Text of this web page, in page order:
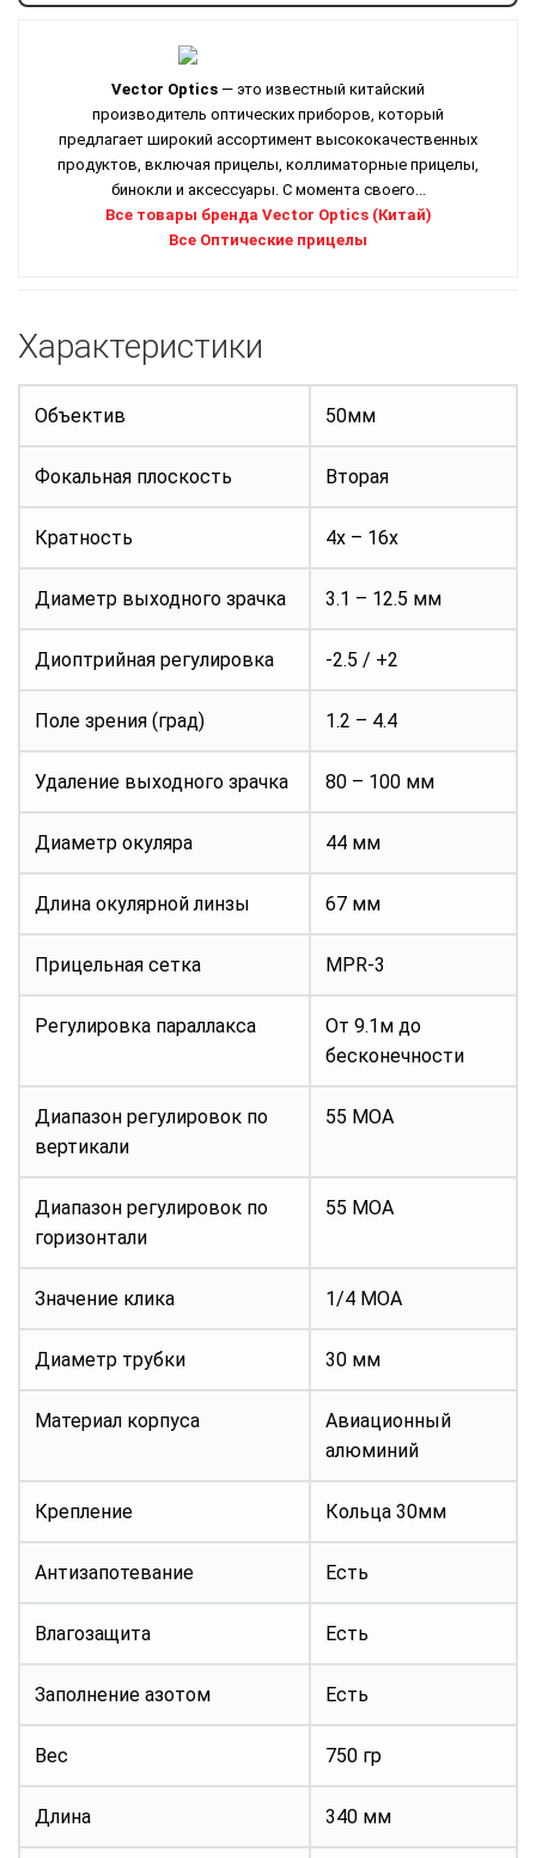
Vector Optics — это известный китайский
производитель оптических приборов, который
предлагает широкий ассортимент высококачественных
продуктов, включая прицелы, коллиматорные прицелы,
бинокли и аксессуары. С момента своего...
Все товары бренда Vector Optics (Китай)
Все Оптические прицелы
Характеристики
Объектив 50мм
Фокальная плоскость Вторая
Кратность 4x – 16x
Диаметр выходного зрачка 3.1 – 12.5 мм
Диоптрийная регулировка -2.5 / +2
Поле зрения (град) 1.2 – 4.4
Удаление выходного зрачка 80 – 100 мм
Диаметр окуляра 44 мм
Длина окулярной линзы 67 мм
Прицельная сетка MPR-3
Регулировка параллакса
От 9.1м до
бесконечности
Диапазон регулировок по
вертикали
55 MOA
Диапазон регулировок по
горизонтали
55 MOA
Значение клика 1/4 MOA
Диаметр трубки 30 мм
Материал корпуса
Авиационный
алюминий
Крепление Кольца 30мм
Антизапотевание Есть
Влагозащита Есть
Заполнение азотом Есть
Вес 750 гр
Длина 340 мм